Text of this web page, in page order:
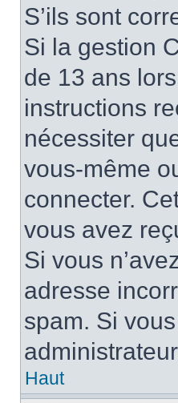
S’ils sont
Si la gestion
de 13 ans
instructions
nécessiter
vous-même
connecter.
vous avez
Si vous
adresse
spam. Si
Haut